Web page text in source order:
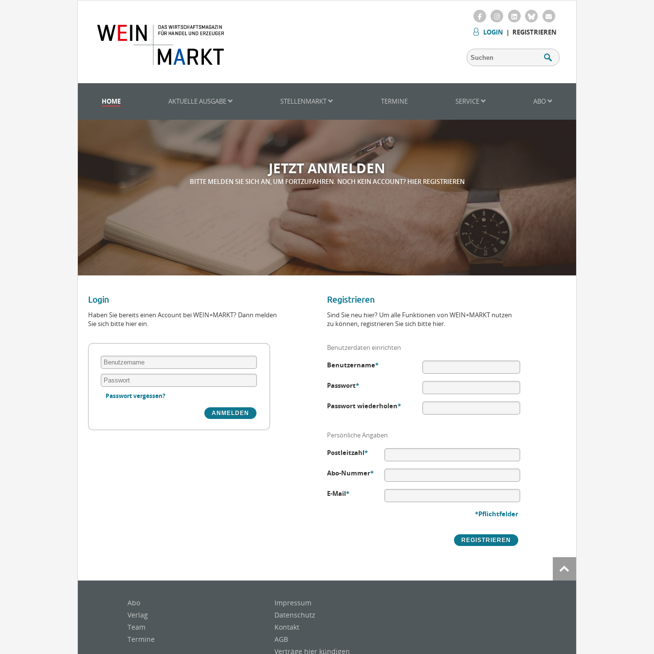
LOGIN | REGISTRIEREN
HOME AKTUELLE AUSGABE STELLENMARKT TERMINE SERVICE ABO
JETZT ANMELDEN
BITTE MELDEN SIE SICH AN, UM FORTZUFAHREN. NOCH KEIN ACCOUNT? HIER REGISTRIEREN
Login
Haben Sie bereits einen Account bei WEIN+MARKT? Dann melden
Sie sich bitte hier ein.
Passwort vergessen?
Registrieren
Sind Sie neu hier? Um alle Funktionen von WEIN+MARKT nutzen
zu können, registrieren Sie sich bitte hier.
Benutzerdaten einrichten
Benutzername*
Passwort*
Passwort wiederholen*
Persönliche Angaben
Postleitzahl*
Abo-Nummer*
E-Mail*
*Pflichtfelder
Abo
Verlag
Team
Termine
Impressum
Datenschutz
Kontakt
AGB
Verträge hier kündigen